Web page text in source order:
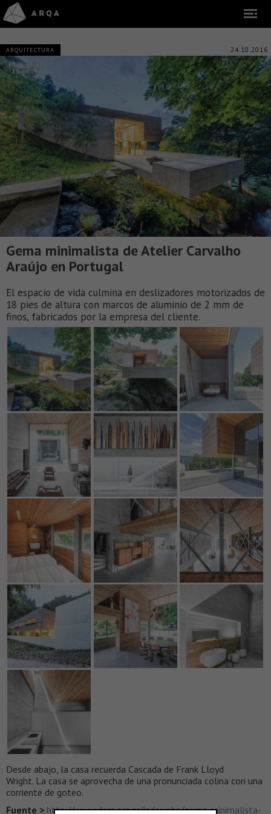
ARQUITECTURA 24.10.2016
Gema minimalista de Atelier Carvalho
Araújo en Portugal
El espacio de vida culmina en deslizadores motorizados de
18 pies de altura con marcos de aluminio de 2 mm de
finos, fabricados por la empresa del cliente.
Desde abajo, la casa recuerda Cascada de Frank Lloyd
Wright. La casa se aprovecha de una pronunciada colina con una
corriente de goteo.
Fuente > http://www.dara.org.ar/index.php/gema-minimalista-